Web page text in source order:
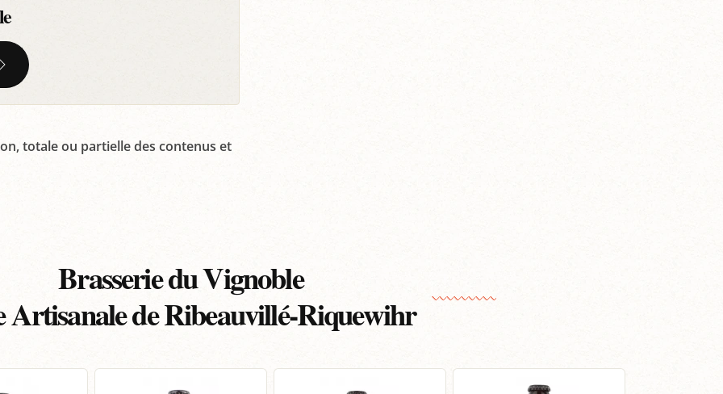
totale ou partielle des contenus et
Brasserie du Vignoble
Artisanale de Ribeauvillé-Riquewihr